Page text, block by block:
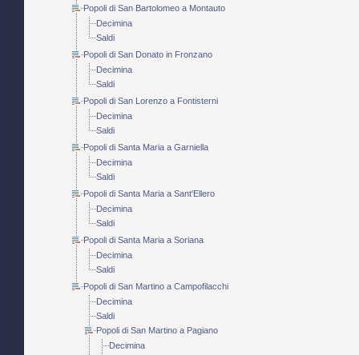
Popoli di San Bartolomeo a Montauto
Decimina
Saldi
Popoli di San Donato in Fronzano
Decimina
Saldi
Popoli di San Lorenzo a Fontisterni
Decimina
Saldi
Popoli di Santa Maria a Garniella
Decimina
Saldi
Popoli di Santa Maria a Sant'Ellero
Decimina
Saldi
Popoli di Santa Maria a Soriana
Decimina
Saldi
Popoli di San Martino a Campofilacchi
Decimina
Saldi
Popoli di San Martino a Pagiano
Decimina